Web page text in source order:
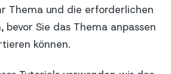
Thema und die erforderlichen
bevor Sie das Thema anpassen
können.